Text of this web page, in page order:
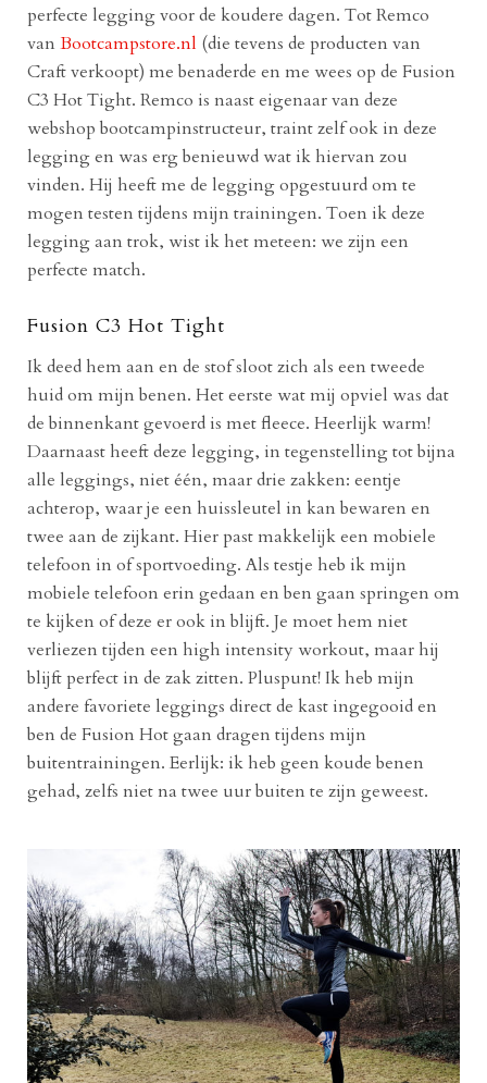
perfecte legging voor de koudere dagen. Tot Remco
van Bootcampstore.nl (die tevens de producten van
Craft verkoopt) me benaderde en me wees op de Fusion
C3 Hot Tight. Remco is naast eigenaar van deze
webshop bootcampinstructeur, traint zelf ook in deze
legging en was erg benieuwd wat ik hiervan zou
vinden. Hij heeft me de legging opgestuurd om te
mogen testen tijdens mijn trainingen. Toen ik deze
legging aan trok, wist ik het meteen: we zijn een
perfecte match.
Fusion C3 Hot Tight
Ik deed hem aan en de stof sloot zich als een tweede
huid om mijn benen. Het eerste wat mij opviel was dat
de binnenkant gevoerd is met fleece. Heerlijk warm!
Daarnaast heeft deze legging, in tegenstelling tot bijna
alle leggings, niet één, maar drie zakken: eentje
achterop, waar je een huissleutel in kan bewaren en
twee aan de zijkant. Hier past makkelijk een mobiele
telefoon in of sportvoeding. Als testje heb ik mijn
mobiele telefoon erin gedaan en ben gaan springen om
te kijken of deze er ook in blijft. Je moet hem niet
verliezen tijden een high intensity workout, maar hij
blijft perfect in de zak zitten. Pluspunt! Ik heb mijn
andere favoriete leggings direct de kast ingegooid en
ben de Fusion Hot gaan dragen tijdens mijn
buitentrainingen. Eerlijk: ik heb geen koude benen
gehad, zelfs niet na twee uur buiten te zijn geweest.